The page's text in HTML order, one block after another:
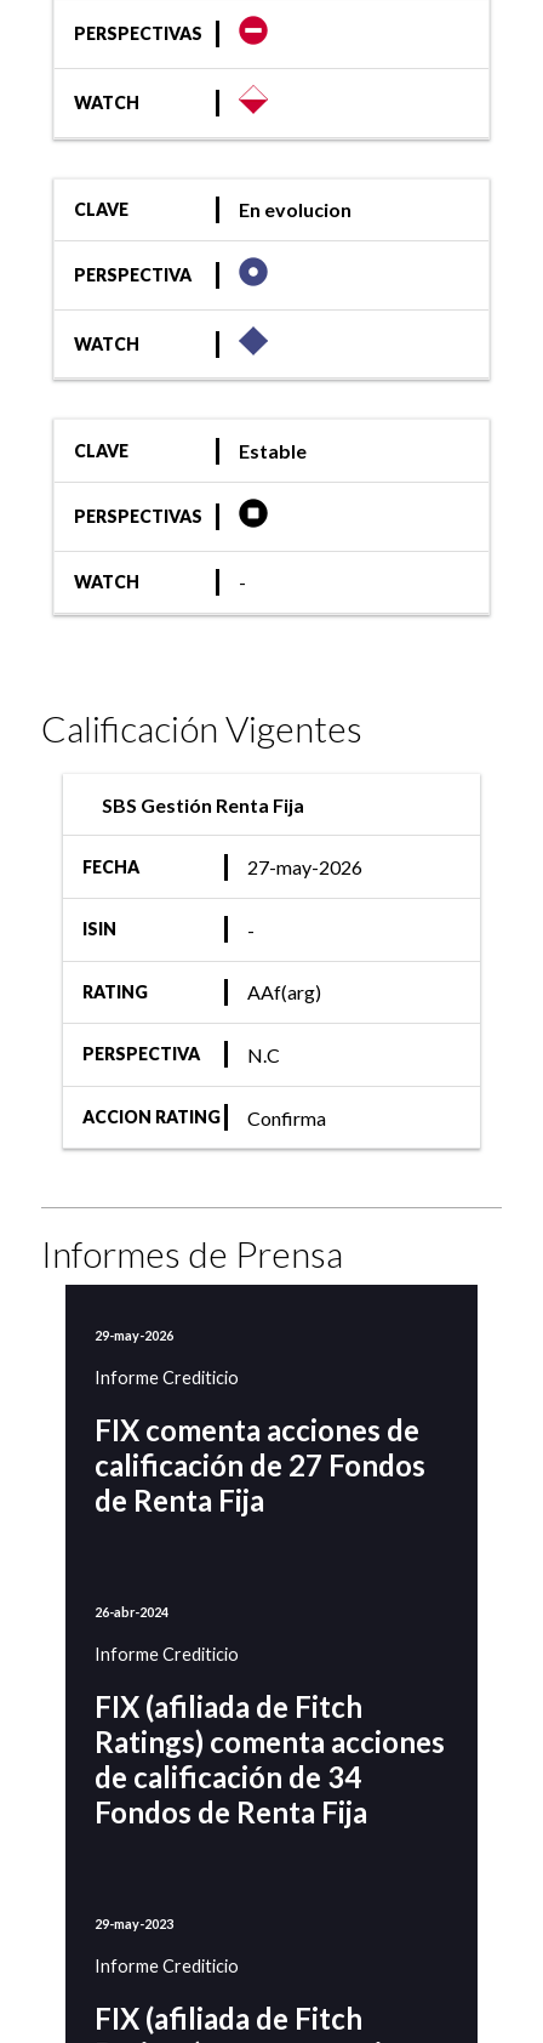
PERSPECTIVAS
WATCH
CLAVE En evolucion
PERSPECTIVA
WATCH
CLAVE Estable
PERSPECTIVAS
WATCH -
Calificación Vigentes
SBS Gestión Renta Fija
FECHA 27-may-2026
ISIN -
RATING AAf(arg)
PERSPECTIVA N.C
ACCION RATING Confirma
Informes de Prensa
29-may-2026
Informe Crediticio
FIX comenta acciones de
calificación de 27 Fondos
de Renta Fija
26-abr-2024
Informe Crediticio
FIX (afiliada de Fitch
Ratings) comenta acciones
de calificación de 34
Fondos de Renta Fija
29-may-2023
Informe Crediticio
FIX (afiliada de Fitch